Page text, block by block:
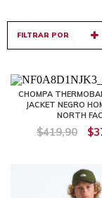
FILTRAR POR
CHOMPA
JACKET NEGRO
NORTH
$419,90